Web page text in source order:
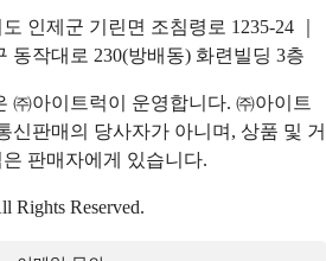
인제군 기린면 조침령로 1235-24 ｜
동작대로 230(방배동) 화련빌딩 3층
㈜아이트럭이 운영합니다. ㈜아이트
신판매의 당사자가 아니며, 상품 및 거
판매자에게 있습니다.
Rights Reserved.